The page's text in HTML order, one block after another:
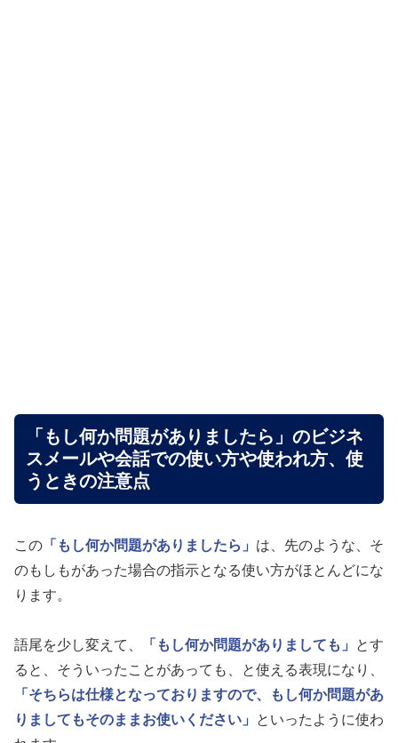
「もし何か問題がありましたら」のビジネ
スメールや会話での使い方や使われ方、使
うときの注意点
この 「もし何か問題がありましたら」 は、先のような、そ
のもしもがあった場合の指示となる使い方がほとんどにな
ります。
語尾を少し変えて、 「もし何か問題がありましても」
とす
ると、そういったことがあっても、と使える表現になり、
「そちらは仕様となっておりますので、もし何か問題があ
りましてもそのままお使いください」
といったように使わ